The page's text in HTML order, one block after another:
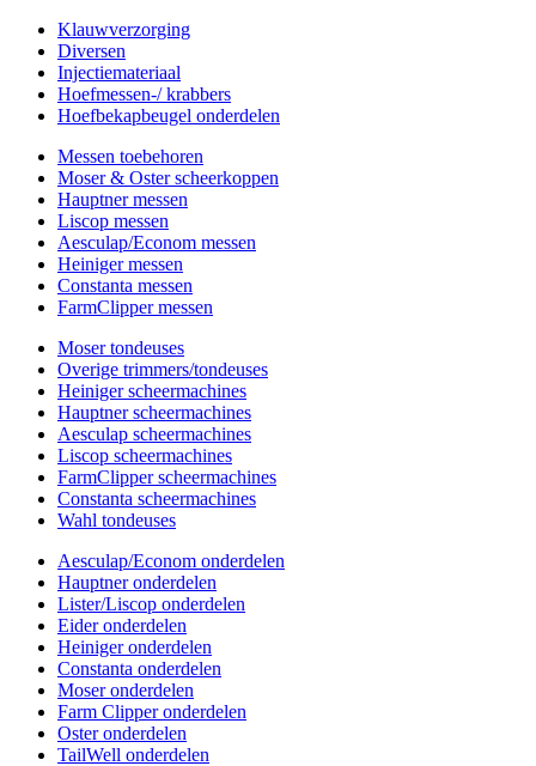
Klauwverzorging
Diversen
Injectiemateriaal
Hoefmessen-/ krabbers
Hoefbekapbeugel onderdelen
Messen toebehoren
Moser & Oster scheerkoppen
Hauptner messen
Liscop messen
Aesculap/Econom messen
Heiniger messen
Constanta messen
FarmClipper messen
Moser tondeuses
Overige trimmers/tondeuses
Heiniger scheermachines
Hauptner scheermachines
Aesculap scheermachines
Liscop scheermachines
FarmClipper scheermachines
Constanta scheermachines
Wahl tondeuses
Aesculap/Econom onderdelen
Hauptner onderdelen
Lister/Liscop onderdelen
Eider onderdelen
Heiniger onderdelen
Constanta onderdelen
Moser onderdelen
Farm Clipper onderdelen
Oster onderdelen
TailWell onderdelen